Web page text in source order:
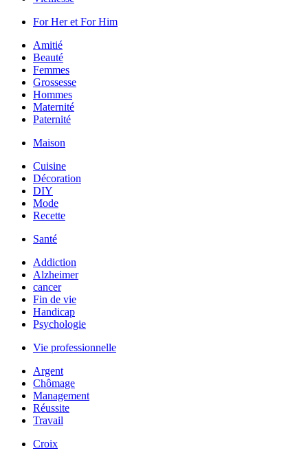
For Her et For Him
Amitié
Beauté
Femmes
Grossesse
Hommes
Maternité
Paternité
Maison
Cuisine
Décoration
DIY
Mode
Recette
Santé
Addiction
Alzheimer
cancer
Fin de vie
Handicap
Psychologie
Vie professionnelle
Argent
Chômage
Management
Réussite
Travail
Croix